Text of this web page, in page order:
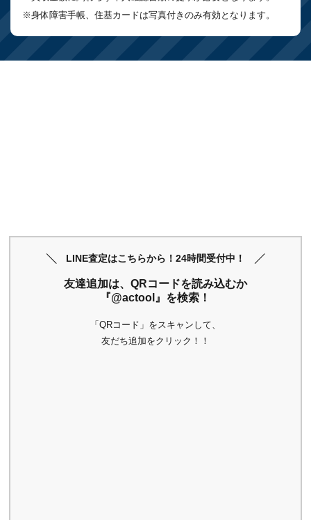
※身体障害手帳、住基カードは写真付きのみ有効となります。
LINE査定はこちらから！24時間受付中！
友達追加は、QRコードを読み込むか
『@actool』を検索！
「QRコード」をスキャンして、
友だち追加をクリック！！